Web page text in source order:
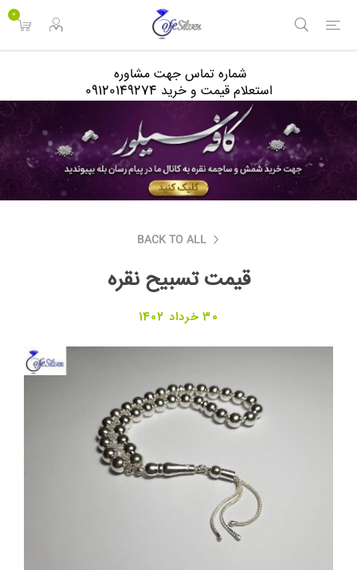
0
شماره تماس جهت مشاوره
استعلام قیمت و خرید 09120149274
BACK TO ALL
قیمت تسبیح نقره
30 خرداد 1402